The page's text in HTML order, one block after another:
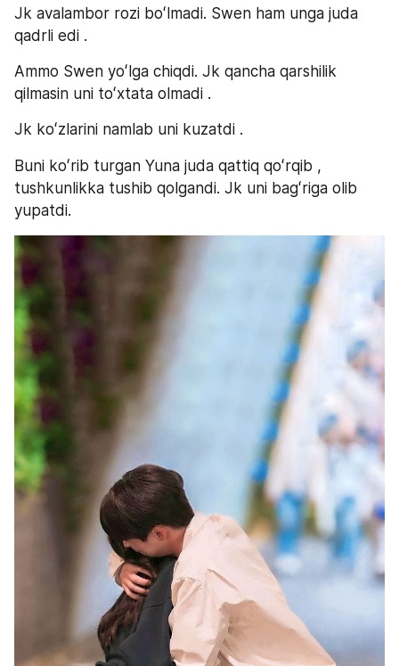
Jk avalambor rozi boʻlmadi. Swen ham unga juda
qadrli edi .
Ammo Swen yoʻlga chiqdi. Jk qancha qarshilik
qilmasin uni toʻxtata olmadi .
Jk koʻzlarini namlab uni kuzatdi .
Buni koʻrib turgan Yuna juda qattiq qoʻrqib ,
tushkunlikka tushib qolgandi. Jk uni bagʻriga olib
yupatdi.